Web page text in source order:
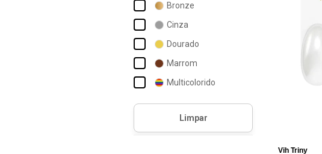
Bronze
Cinza
Dourado
Marrom
Multicolorido
Off-white
Prata
Vih Triny